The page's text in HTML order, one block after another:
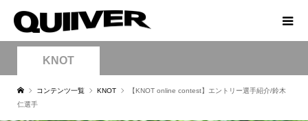
KNOT
コンテンツ一覧 KNOT
【KNOT online contest】エントリー選手紹介/鈴木
仁選手